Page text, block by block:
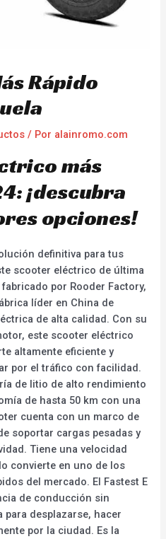
Rápido
/ Por alainromo.com
más
¡descubra
opciones!
definitiva para tus
scooter eléctrico de última
por Rooder Factory,
líder en China de
de alta calidad. Con su
este scooter eléctrico
altamente eficiente y
por el tráfico con facilidad.
de litio de alto rendimiento
de hasta 50 km con una
cuenta con un marco de
soportar cargas pesadas y
Tiene una velocidad
convierte en uno de los
del mercado. El Fastest E
de conducción sin
para desplazarse, hacer
por la ciudad. Es la